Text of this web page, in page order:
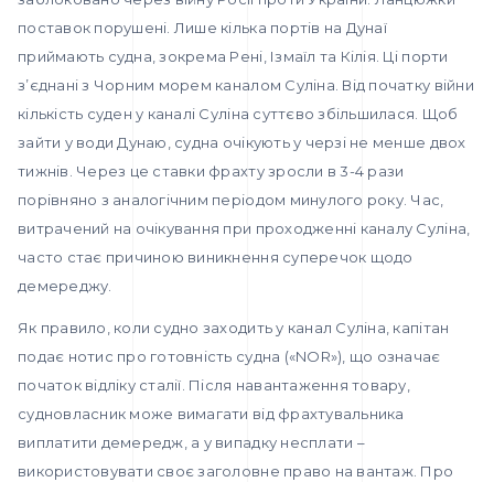
поставок порушені. Лише кілька портів на Дунаї
приймають судна, зокрема Рені, Ізмаїл та Кілія. Ці порти
з’єднані з Чорним морем каналом Суліна. Від початку війни
кількість суден у каналі Суліна суттєво збільшилася. Щоб
зайти у води Дунаю, судна очікують у черзі не менше двох
тижнів. Через це ставки фрахту зросли в 3-4 рази
порівняно з аналогічним періодом минулого року. Час,
витрачений на очікування при проходженні каналу Суліна,
часто стає причиною виникнення суперечок щодо
демереджу.
Як правило, коли судно заходить у канал Суліна, капітан
подає нотис про готовність судна («NOR»), що означає
початок відліку сталії. Після навантаження товару,
судновласник може вимагати від фрахтувальника
виплатити демередж, а у випадку несплати –
використовувати своє заголовне право на вантаж. Про